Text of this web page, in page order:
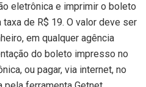
eletrônica e imprimir o boleto
de R$ 19. O valor deve ser
em qualquer agência
do boleto impresso no
ou pagar, via internet, no